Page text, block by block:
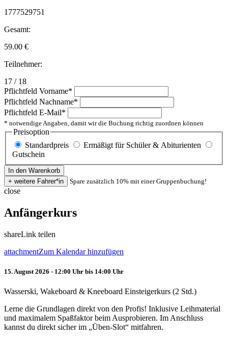
1777529751
Gesamt:
59.00 €
Teilnehmer:
17 / 18
Pflichtfeld Vorname*
Pflichtfeld Nachname*
Pflichtfeld E-Mail*
* notwendige Angaben, damit wir die Buchung richtig zuordnen können
Preisoption
Standardpreis
Ermäßigt für Schüler & Abiturienten
Gutschein
Spare zusätzlich 10% mit einer Gruppenbuchung!
close
Anfängerkurs
shareLink teilen
attachmentZum Kalendar hinzufügen
15. August 2026 - 12:00 Uhr bis 14:00 Uhr
Wasserski, Wakeboard & Kneeboard Einsteigerkurs (2 Std.)
Lerne die Grundlagen direkt von den Profis! Inklusive Leihmaterial
und maximalem Spaßfaktor beim Ausprobieren. Im Anschluss
kannst du direkt sicher im „Üben-Slot“ mitfahren.